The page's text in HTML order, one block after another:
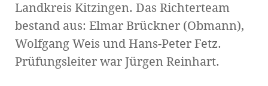
Landkreis Kitzingen. Das Richterteam
bestand aus: Elmar Brückner (Obmann),
Wolfgang Weis und Hans-Peter Fetz.
Prüfungsleiter war Jürgen Reinhart.